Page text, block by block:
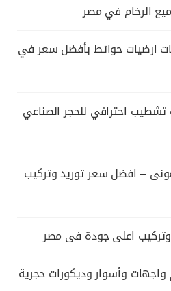
الرخام في مصر
ارضيات حوائط بأفضل سعر في
احترافي للحجر الصناعي
– افضل سعر توريد وتركيب
وتركيب اعلى جودة فى مصر
وأسوار وديكورات حجرية